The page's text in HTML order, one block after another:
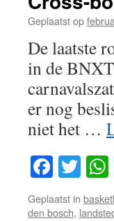
Geplaatst op
De laatste
in de
er nog
niet het …
Geplaatst in
den bosch,